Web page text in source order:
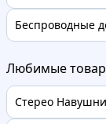
Беспроводные
Любимые
Стерео